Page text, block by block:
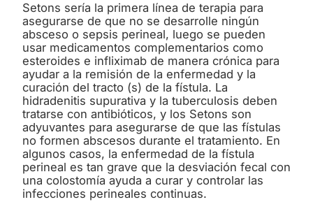
Setons sería la primera línea de terapia para
asegurarse de que no se desarrolle ningún
absceso o sepsis perineal, luego se pueden
usar medicamentos complementarios como
esteroides e infliximab de manera crónica para
ayudar a la remisión de la enfermedad y la
curación del tracto (s) de la fístula. La
hidradenitis supurativa y la tuberculosis deben
tratarse con antibióticos, y los Setons son
adyuvantes para asegurarse de que las fístulas
no formen abscesos durante el tratamiento. En
algunos casos, la enfermedad de la fístula
perineal es tan grave que la desviación fecal con
una colostomía ayuda a curar y controlar las
infecciones perineales continuas.